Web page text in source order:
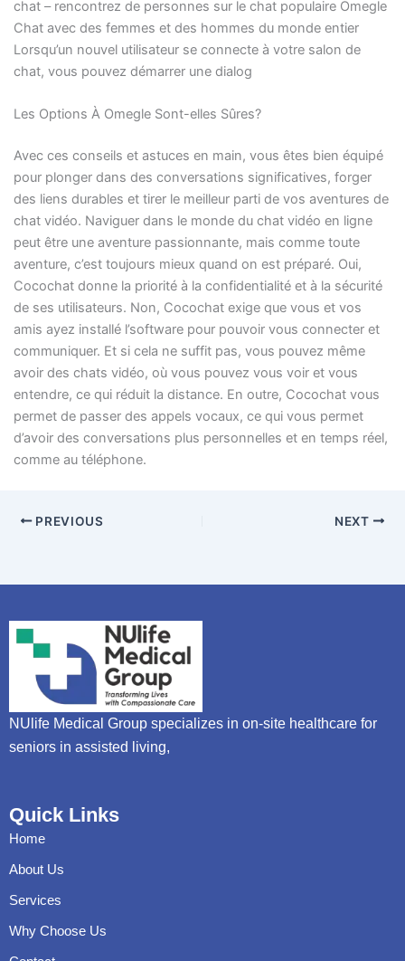
chat – rencontrez de personnes sur le chat populaire Omegle
Chat avec des femmes et des hommes du monde entier
Lorsqu’un nouvel utilisateur se connecte à votre salon de
chat, vous pouvez démarrer une dialog
Les Options À Omegle Sont-elles Sûres?
Avec ces conseils et astuces en main, vous êtes bien équipé
pour plonger dans des conversations significatives, forger
des liens durables et tirer le meilleur parti de vos aventures de
chat vidéo. Naviguer dans le monde du chat vidéo en ligne
peut être une aventure passionnante, mais comme toute
aventure, c’est toujours mieux quand on est préparé. Oui,
Cocochat donne la priorité à la confidentialité et à la sécurité
de ses utilisateurs. Non, Cocochat exige que vous et vos
amis ayez installé l’software pour pouvoir vous connecter et
communiquer. Et si cela ne suffit pas, vous pouvez même
avoir des chats vidéo, où vous pouvez vous voir et vous
entendre, ce qui réduit la distance. En outre, Cocochat vous
permet de passer des appels vocaux, ce qui vous permet
d’avoir des conversations plus personnelles et en temps réel,
comme au téléphone.
PREVIOUS NEXT
NUlife Medical Group specializes in on-site healthcare for
seniors in assisted living,
Quick Links
Home
About Us
Services
Why Choose Us